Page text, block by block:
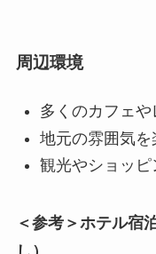
周辺環境
多くのカフェ
地元の雰囲気
観光やショッ
＜参考＞ホテル宿